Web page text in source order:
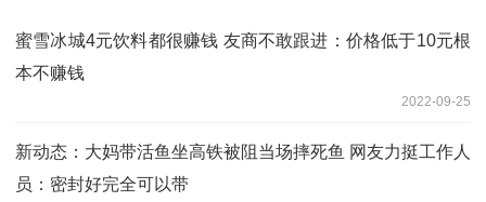
蜜雪冰城4元饮料都很赚钱 友商不敢跟进：价格低于10元根
本不赚钱
2022-09-25
新动态：大妈带活鱼坐高铁被阻当场摔死鱼 网友力挺工作人
员：密封好完全可以带